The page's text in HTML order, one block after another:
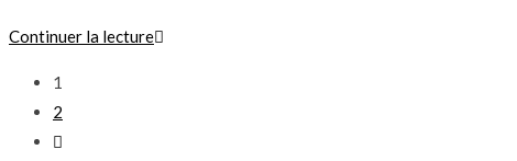
Continuer la lecture
1
2